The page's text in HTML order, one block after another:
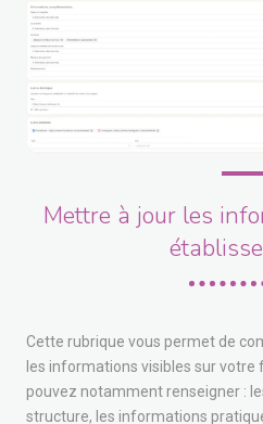
Mettre à jour les
Cette rubrique vous permet de
les informations visibles sur votre
pouvez notamment renseigner :
structure, les informations